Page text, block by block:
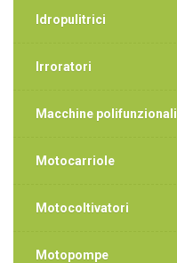
Idropulitrici
Irroratori
Macchine polifunzionali
Motocarriole
Motocoltivatori
Motopompe